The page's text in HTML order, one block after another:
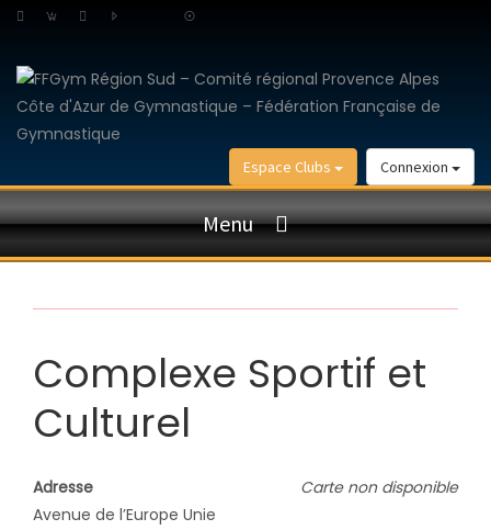
Connexion
Espace Clubs
Menu
Complexe Sportif et
Culturel
Carte non disponible
Adresse
Avenue de l’Europe Unie